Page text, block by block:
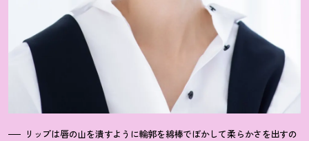
リップは唇の山を潰すように輪郭を綿棒でぼかして柔らかさを出すの